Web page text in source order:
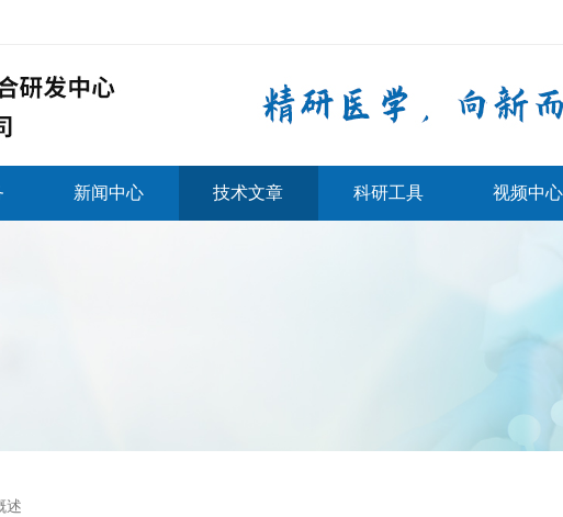
新闻中心 技术文章 科研工具 视频中心
述